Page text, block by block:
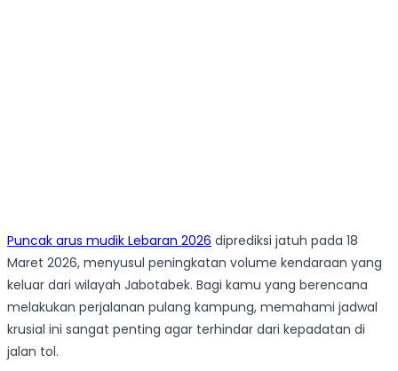
Puncak arus mudik Lebaran 2026 diprediksi jatuh pada 18
Maret 2026, menyusul peningkatan volume kendaraan yang
keluar dari wilayah Jabotabek. Bagi kamu yang berencana
melakukan perjalanan pulang kampung, memahami jadwal
krusial ini sangat penting agar terhindar dari kepadatan di
jalan tol.